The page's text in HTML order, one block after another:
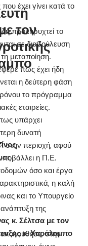
έχει γίνει κατά το
προκηρυχτεί το
σε διαβούλευση
μεταποίηση.
πως έχει ήδη
η δεύτερη φάση
το πρόγραμμα
εταιρείες.
υπάρχει
δυνατή
στην περιοχή, αφού
η Π.Ε.
όσο και έργα
η καλή
και το Υπουργείο
της
στην
τον
κ. Σέλτσα με τον
κ. Χαράλαμπο